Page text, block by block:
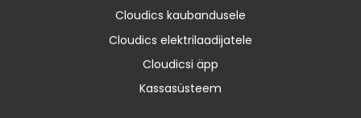
Cloudics kaubandusele
Cloudics elektrilaadijatele
Cloudicsi äpp
Kassasüsteem